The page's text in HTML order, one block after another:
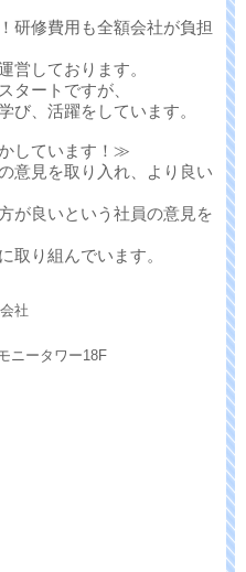
研修費用も全額会社が負担
営しております。
タートですが、
び、活躍をしています。
しています！≫
意見を取り入れ、より良い
が良いという社員の意見を
取り組んでいます。
社
ニータワー18F